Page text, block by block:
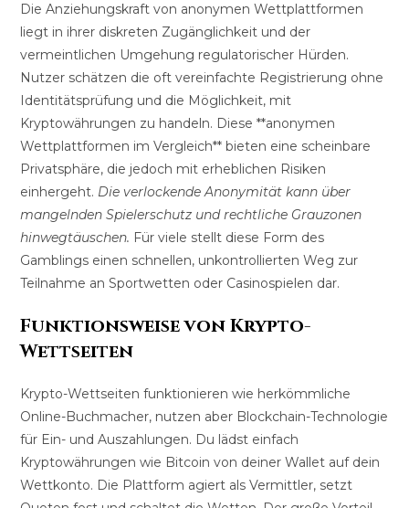
Die Anziehungskraft von anonymen Wettplattformen
liegt in ihrer diskreten Zugänglichkeit und der
vermeintlichen Umgehung regulatorischer Hürden.
Nutzer schätzen die oft vereinfachte Registrierung ohne
Identitätsprüfung und die Möglichkeit, mit
Kryptowährungen zu handeln. Diese **anonymen
Wettplattformen im Vergleich** bieten eine scheinbare
Privatsphäre, die jedoch mit erheblichen Risiken
einhergeht. Die verlockende Anonymität kann über
mangelnden Spielerschutz und rechtliche Grauzonen
hinwegtäuschen. Für viele stellt diese Form des
Gamblings einen schnellen, unkontrollierten Weg zur
Teilnahme an Sportwetten oder Casinospielen dar.
Funktionsweise von Krypto-
Wettseiten
Krypto-Wettseiten funktionieren wie herkömmliche
Online-Buchmacher, nutzen aber Blockchain-Technologie
für Ein- und Auszahlungen. Du lädst einfach
Kryptowährungen wie Bitcoin von deiner Wallet auf dein
Wettkonto. Die Plattform agiert als Vermittler, setzt